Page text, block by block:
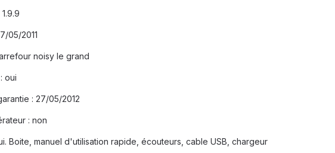
05/2011
noisy le grand
oui
: 27/05/2012
: non
Boite, manuel d'utilisation rapide, écouteurs, cable USB, chargeur